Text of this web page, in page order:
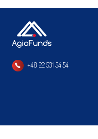
+48 22 531 54 54